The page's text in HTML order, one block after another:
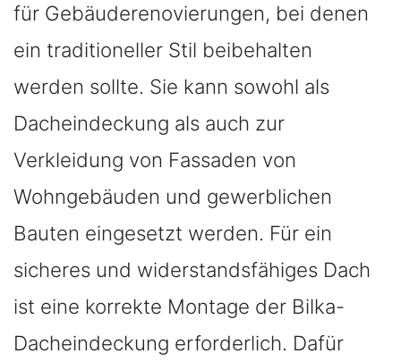
für Gebäuderenovierungen, bei denen
ein traditioneller Stil beibehalten
werden sollte. Sie kann sowohl als
Dacheindeckung als auch zur
Verkleidung von Fassaden von
Wohngebäuden und gewerblichen
Bauten eingesetzt werden. Für ein
sicheres und widerstandsfähiges Dach
ist eine korrekte Montage der Bilka-
Dacheindeckung erforderlich. Dafür